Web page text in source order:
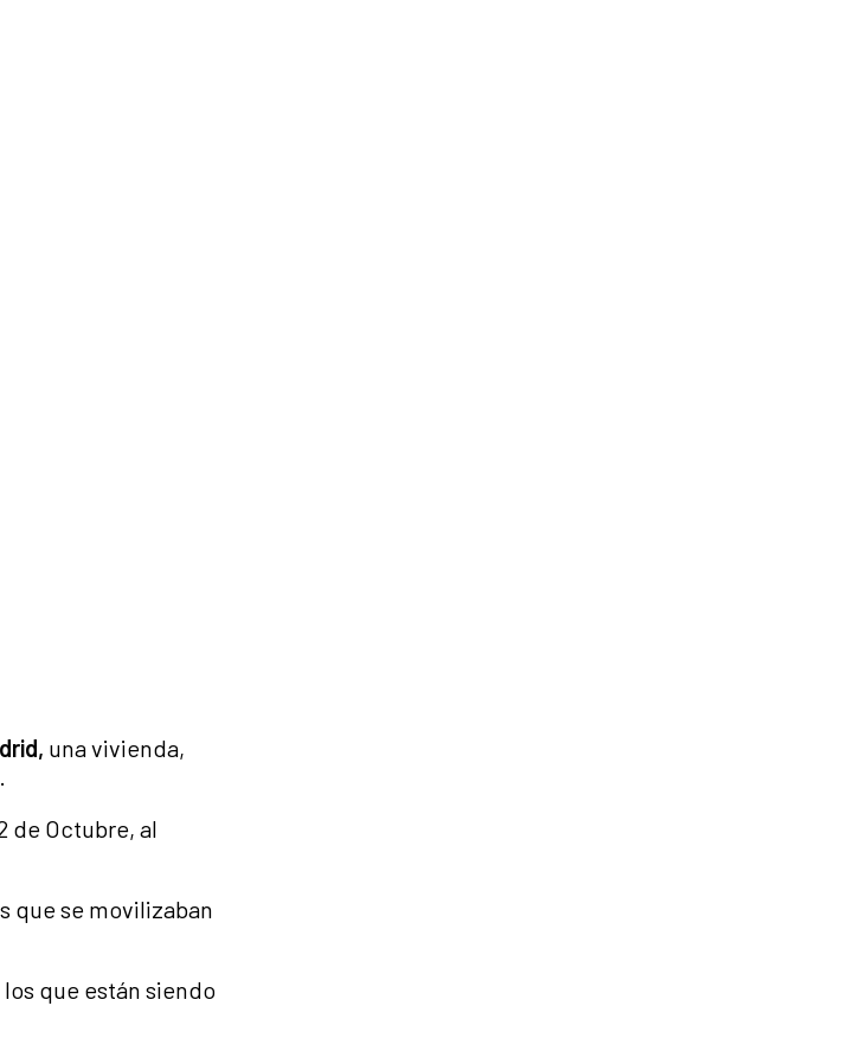
una vivienda,
.
de Octubre, al
que se movilizaban
los que están siendo